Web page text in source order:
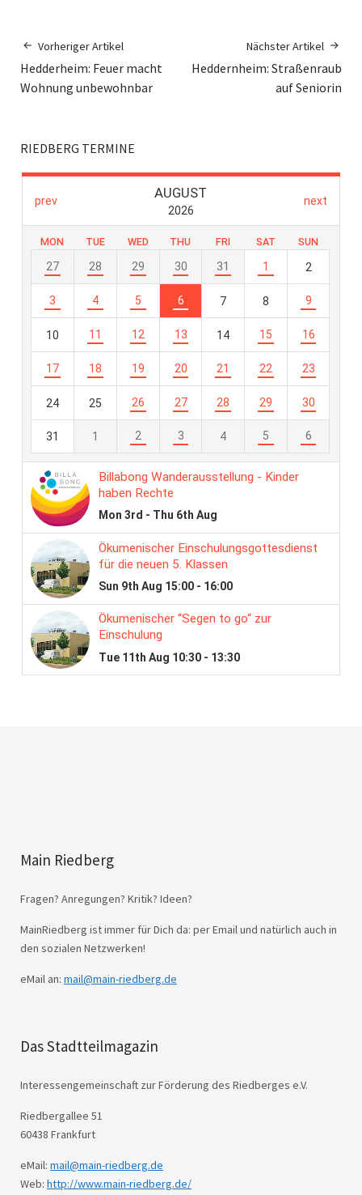
Vorheriger Artikel
Hedderheim: Feuer macht
Wohnung unbewohnbar
Nächster Artikel
Heddernheim: Straßenraub
auf Seniorin
RIEDBERG TERMINE
Main Riedberg
Fragen? Anregungen? Kritik? Ideen?
MainRiedberg ist immer für Dich da: per Email und natürlich auch in
den sozialen Netzwerken!
eMail an: mail@main-riedberg.de
Das Stadtteilmagazin
Interessengemeinschaft zur Förderung des Riedberges e.V.
Riedbergallee 51
60438 Frankfurt
eMail: mail@main-riedberg.de
Web: http://www.main-riedberg.de/